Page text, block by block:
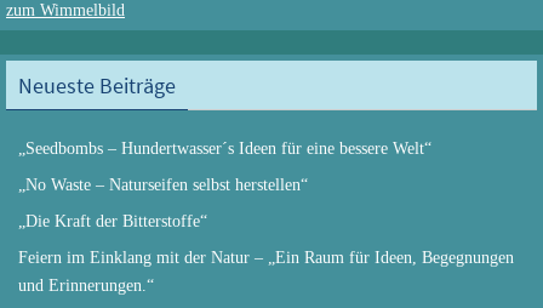
zum Wimmelbild
Neueste Beiträge
„Seedbombs – Hundertwasser´s Ideen für eine bessere Welt“
„No Waste – Naturseifen selbst herstellen“
„Die Kraft der Bitterstoffe“
Feiern im Einklang mit der Natur – „Ein Raum für Ideen, Begegnungen
und Erinnerungen.“